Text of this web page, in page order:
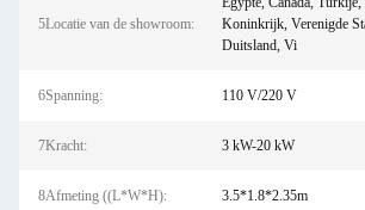
5Locatie van de showroom:
Koninkrijk, Verenigde
Duitsland, Vi
6Spanning: 110 V/220 V
7Kracht: 3 kW-20 kW
8Afmeting ((L*W*H): 3.5*1.8*2.35m